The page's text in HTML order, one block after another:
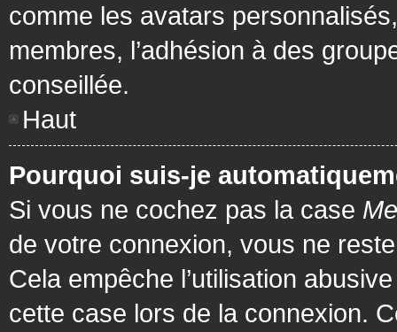
comme les avatars
membres, l’adhésion à des
conseillée.
Haut
Pourquoi suis-je
Si vous ne cochez pas la case
de votre connexion, vous ne
Cela empêche l’utilisation
cette case lors de la connexion.